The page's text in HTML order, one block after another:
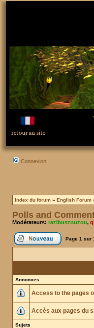
Connexion
Index du forum » English Forum
Polls and
Modérateurs: razibuszouzou,
Page 1 sur
Annonces
Access to the pages
Accès aux pages du
Sujets